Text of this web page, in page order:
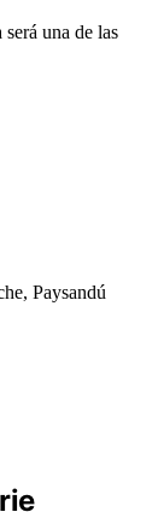
una de las
Paysandú